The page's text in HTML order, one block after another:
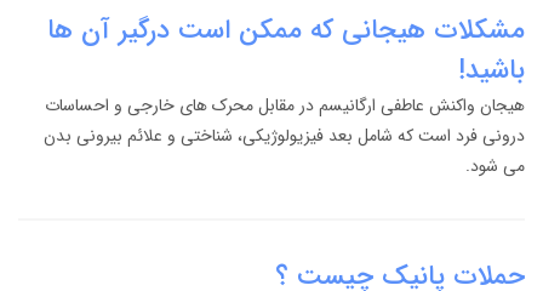
مشکلات هیجانی که ممکن است درگیر آن ها
باشید!
هیجان واکنش عاطفی ارگانیسم در مقابل محرک های خارجی و احساسات
درونی فرد است که شامل بعد فیزیولوژیکی، شناختی و علائم بیرونی بدن
می شود.
حملات پانیک چیست ؟